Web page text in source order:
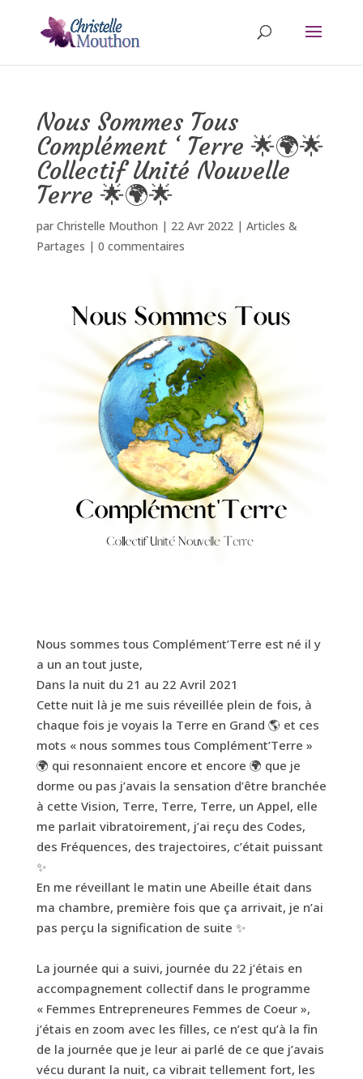
Nous Sommes Tous
Complément ‘ Terre 🌟🌍🌟
Collectif Unité Nouvelle
Terre 🌟🌍🌟
par Christelle Mouthon | 22 Avr 2022| Articles &
Partages | 0 commentaires
Nous sommes tous Complément’Terre est né il y
a un an tout juste,
Dans la nuit du 21 au 22 Avril 2021
Cette nuit là je me suis réveillée plein de fois, à
chaque fois je voyais la Terre en Grand 🌎 et ces
mots « nous sommes tous Complément’Terre »
🌍 qui resonnaient encore et encore 🌍 que je
dorme ou pas j’avais la sensation d’être branchée
à cette Vision, Terre, Terre, Terre, un Appel, elle
me parlait vibratoirement, j’ai reçu des Codes,
des Fréquences, des trajectoires, c’était puissant
✨
En me réveillant le matin une Abeille était dans
ma chambre, première fois que ça arrivait, je n’ai
pas perçu la signification de suite ✨
La journée qui a suivi, journée du 22 j’étais en
accompagnement collectif dans le programme
« Femmes Entrepreneures Femmes de Coeur »,
j’étais en zoom avec les filles, ce n’est qu’à la fin
de la journée que je leur ai parlé de ce que j’avais
vécu durant la nuit, ca vibrait tellement fort, les